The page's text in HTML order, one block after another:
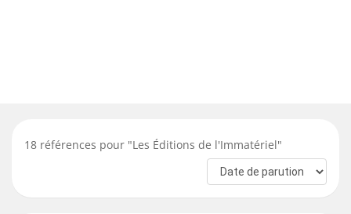
18 références pour "Les Éditions de l'Immatériel"